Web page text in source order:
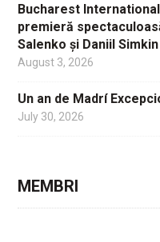
Bucharest
premieră
Salenko și Daniil Simkin
August 3, 2026
Un an de Madrí
July 30, 2026
MEMBRI